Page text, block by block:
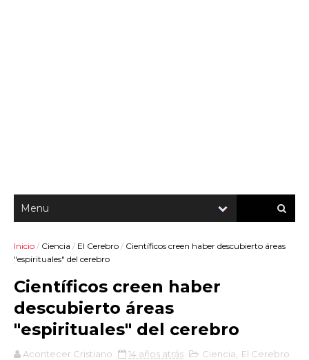
Inicio / Ciencia / El Cerebro / Científicos creen haber descubierto áreas
"espirituales" del cerebro
Científicos creen haber
descubierto áreas
"espirituales" del cerebro
Acontecer Cristiano 14 años atrás Ciencia El Cerebro